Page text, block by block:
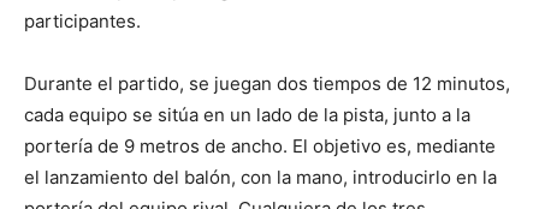
participantes.
Durante el partido, se juegan dos tiempos de 12 minutos,
cada equipo se sitúa en un lado de la pista, junto a la
portería de 9 metros de ancho. El objetivo es, mediante
el lanzamiento del balón, con la mano, introducirlo en la